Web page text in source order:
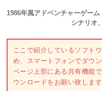
1986年風アドベンチャーゲー
シナリオ
ここで紹介しているソフト
め、スマートフォンでダウ
ページ上部にある共有機能
ウンロードをお願い致します